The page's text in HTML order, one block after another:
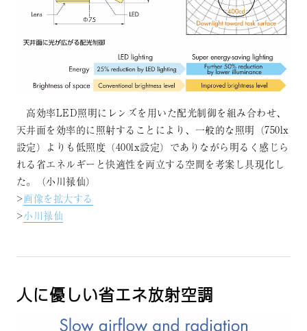
高効率LED照明にレンズを用いた配光制御を組み合わせ、
天井面を効率的に照射することにより、一般的な照明（750lx
設定）よりも低照度（400lx設定）でありながら明るく感じら
れる省エネルギーと快適性を両立する空間を考案し具現化し
た。（小川禄仙）
>画像を拡大する
>小川禄仙
人に優しい省エネ放射空調